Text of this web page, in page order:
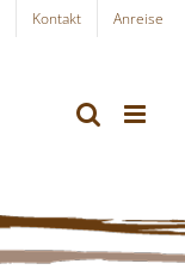
Kontakt
Anreise